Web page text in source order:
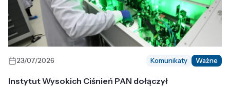
23/07/2026 Komunikaty Ważne
Instytut Wysokich Ciśnień PAN dołączył